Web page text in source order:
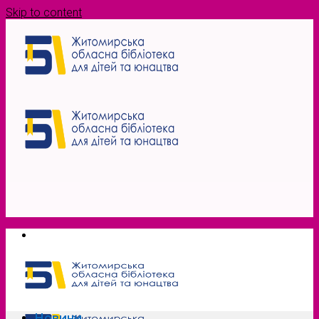
Skip to content